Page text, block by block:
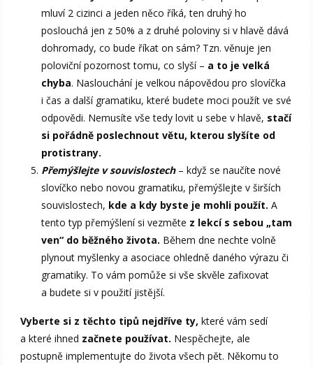
mluví 2 cizinci a jeden něco říká, ten druhý ho
poslouchá jen z 50% a z druhé poloviny si v hlavě dává
dohromady, co bude říkat on sám? Tzn. věnuje jen
poloviční pozornost tomu, co slyší – a to je velká
chyba. Naslouchání je velkou nápovědou pro slovíčka
i čas a další gramatiku, které budete moci použít ve své
odpovědi. Nemusíte vše tedy lovit u sebe v hlavě, stačí
si pořádně poslechnout větu, kterou slyšíte od
protistrany.
Přemýšlejte v souvislostech– když se naučíte nové
slovíčko nebo novou gramatiku, přemýšlejte v širších
souvislostech, kde a kdy byste je mohli použít.A
tento typ přemýšlení si vezměte z lekcí s sebou „tam
ven“ do běžného života. Během dne nechte volně
plynout myšlenky a asociace ohledně daného výrazu či
gramatiky. To vám pomůže si vše skvěle zafixovat
a budete si v použití jistější.
Vyberte si z těchto tipů nejdříve ty, které vám sedí
a které ihned začnete používat. Nespěchejte, ale
postupně implementujte do života všech pět. Někomu to